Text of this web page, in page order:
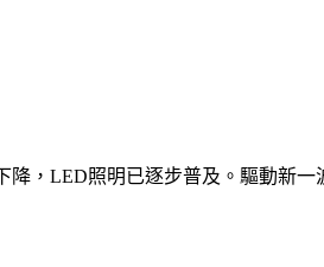
，LED照明已逐步普及。驅動新